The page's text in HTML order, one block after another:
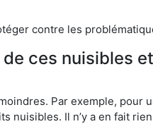
contre les
ces nuisibles
Par exemple, pour
Il n’y a en fait